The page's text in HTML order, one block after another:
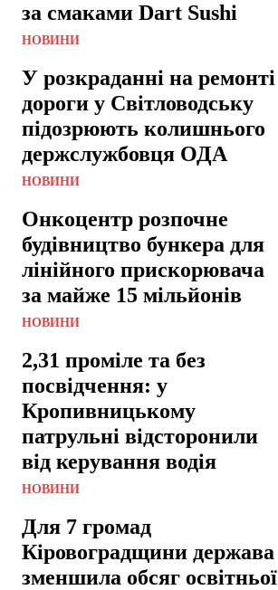
за смаками Dart Sushi
НОВИНИ
У розкраданні на ремонті
дороги у Світловодську
підозрюють колишнього
держслужбовця ОДА
НОВИНИ
Онкоцентр розпочне
будівництво бункера для
лінійного прискорювача
за майже 15 мільйонів
НОВИНИ
2,31 проміле та без
посвідчення: у
Кропивницькому
патрульні відсторонили
від керування водія
НОВИНИ
Для 7 громад
Кіровоградщини держава
зменшила обсяг освітньої